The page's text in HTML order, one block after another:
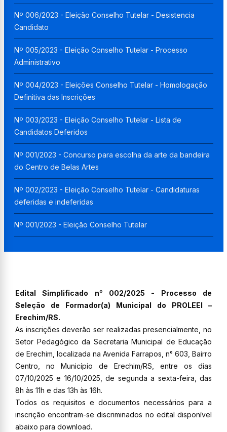
Nº 006/2023 - Eleição Conselho Tutelar - Desistencia
Candidato
Nº 005/2023 - Eleição Conselho Tutelar - Processo
Administrativo
Nº 004/2023 - Eleições Conselho Tutelar - Homologação
Definitiva das Inscrições
Nº 003/2023 - Eleição Conselho Tutelar - Lista de
Candidatos Deferidos
Nº 001/2023 - Concurso para escolha da arte da bandeira
do Centro de Belas Artes
Nº 002/2023 - Eleição Conselho Tutelar - Candidaturas
deferidas e indeferidas
Nº 001/2023 - Eleição Conselho Tutelar
Edital Simplificado n° 002/2025 - Processo de
Seleção de Formador(a) Municipal do PROLEEI –
Erechim/RS.
As inscrições deverão ser realizadas presencialmente, no
Setor Pedagógico da Secretaria Municipal de Educação
de Erechim, localizada na Avenida Farrapos, n° 603, Bairro
Centro, no Município de Erechim/RS, entre os dias
07/10/2025 e 16/10/2025, de segunda a sexta-feira, das
8h às 11h e das 13h às 16h.
Todos os requisitos e documentos necessários para a
inscrição encontram-se discriminados no edital disponível
abaixo para download.